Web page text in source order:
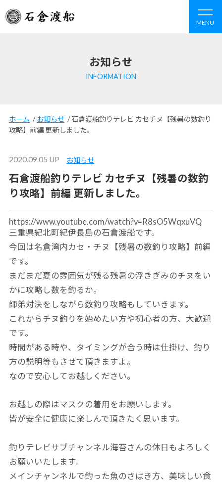
MENU
お知らせ
INFORMATION
ホーム / お知らせ/石倉渡船釣りテレビ カセチヌ【残暑の数釣り
攻略】前編 更新しました。
2020.09.05 UP お知らせ
石倉渡船釣りテレビ カセチヌ【残暑の数釣
り攻略】前編 更新しました。
https://www.youtube.com/watch?v=R8sO5WqxuVQ
三重県紀北町紀伊長島の石倉渡船です。
今回は名倉湾内カセ・チヌ【残暑の数釣り攻略】前編
です。
まだまだ夏の雰囲気が残る残暑の浮きぎみのチヌをい
かに攻略し数を釣るか。
師弟対決をしながら数釣り攻略もしていきます。
これからチヌ釣りを始めたい方や初心者の方、大歓迎
です。
時間がある時や、タイミングが合う時は仕掛け、釣り
方の説明等もさせて頂きますよ。
なので安心してお越しください。
お越しの際はマスクの着用をお願いします。
皆が安全に健康に楽しんで頂きたく思います。
釣りテレビサブチャンネル海苔さんの休日もよろしく
お願いいたします。
メインチャンネルで釣った魚のさばき方、美味しい食